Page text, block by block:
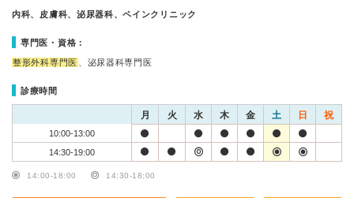
内科、皮膚科、泌尿器科、ペインクリニック
専門医・資格：
整形外科専門医 、泌尿器科専門医
診療時間
月 火 水 木 金 土 日 祝
10:00-13:00
14:30-19:00
14:00-18:00 14:30-18:00